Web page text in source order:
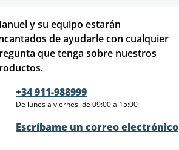
y su equipo estarán
de ayudarle con cualquier
que tenga sobre nuestros
+34 911-988999
De lunes a viernes, de 09:00 a 15:00
Escríbame un correo electrónico